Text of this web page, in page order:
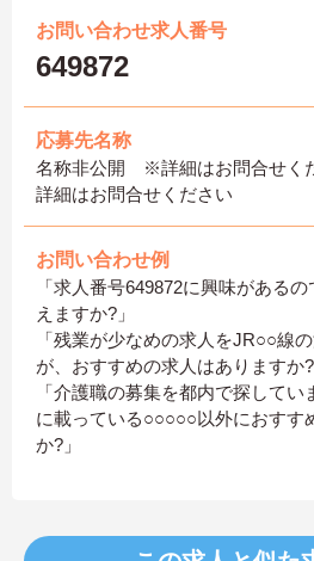
お問い合わせ求人番号
649872
応募先名称
名称非公開 ※詳細はお問合せ
詳細はお問合せください
お問い合わせ例
「求人番号649872に興味がある
えますか?」
「残業が少なめの求人をJR○○線
が、おすすめの求人はありますか?
「介護職の募集を都内で探して
に載っている○○○○○以外におすす
か?」